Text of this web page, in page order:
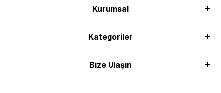
Kurumsal
Kategoriler
Bize Ulaşın